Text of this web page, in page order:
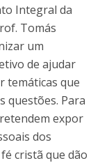
Integral da
Tomás
um
de ajudar
temáticas que
questões. Para
expor
dos
cristã que dão